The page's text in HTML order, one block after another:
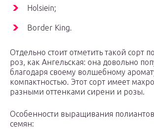
Holsiein;
Border King.
Отдельно стоит отметить такой сорт
роз, как Ангельская: она довольно
благодаря своему волшебному
компактностью. Этот сорт имеет
разными оттенками сирени и розы.
Особенности выращивания
семян: